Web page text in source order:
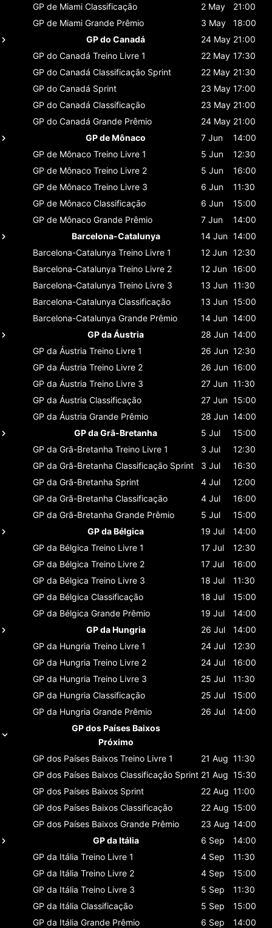
GP de Miami Classificaçāo 2 May
21:00
GP de Miami Grande Prêmio 3 May
18:00
GP do Canadá
24 May 21:00
GP do Canadá Treino Livre 1 22 May 17:30
GP do Canadá Classificaçāo Sprint 22 May 21:30
GP do Canadá Sprint 23 May 17:00
GP do Canadá Classificaçāo 23 May 21:00
GP do Canadá Grande Prêmio 24 May 21:00
GP de Mônaco
7 Jun
14:00
GP de Mônaco Treino Livre 1 5 Jun
12:30
GP de Mônaco Treino Livre 2 5 Jun
16:00
GP de Mônaco Treino Livre 3 6 Jun
11:30
GP de Mônaco Classificaçāo 6 Jun
15:00
GP de Mônaco Grande Prêmio 7 Jun
14:00
Barcelona-Catalunya
14 Jun 14:00
Barcelona-Catalunya Treino Livre 1 12 Jun 12:30
Barcelona-Catalunya Treino Livre 2 12 Jun 16:00
Barcelona-Catalunya Treino Livre 3 13 Jun 11:30
Barcelona-Catalunya Classificaçāo 13 Jun 15:00
Barcelona-Catalunya Grande Prêmio 14 Jun 14:00
GP da Áustria
28 Jun 14:00
GP da Áustria Treino Livre 1 26 Jun 12:30
GP da Áustria Treino Livre 2 26 Jun 16:00
GP da Áustria Treino Livre 3 27 Jun 11:30
GP da Áustria Classificaçāo 27 Jun 15:00
GP da Áustria Grande Prêmio 28 Jun 14:00
GP da Grã-Bretanha
5 Jul
15:00
GP da Grã-Bretanha Treino Livre 1 3 Jul
12:30
GP da Grã-Bretanha Classificaçāo Sprint 3 Jul
16:30
GP da Grã-Bretanha Sprint 4 Jul
12:00
GP da Grã-Bretanha Classificaçāo 4 Jul
16:00
GP da Grã-Bretanha Grande Prêmio 5 Jul
15:00
GP da Bélgica
19 Jul
14:00
GP da Bélgica Treino Livre 1 17 Jul
12:30
GP da Bélgica Treino Livre 2 17 Jul
16:00
GP da Bélgica Treino Livre 3 18 Jul
11:30
GP da Bélgica Classificaçāo 18 Jul
15:00
GP da Bélgica Grande Prêmio 19 Jul
14:00
GP da Hungria
26 Jul
14:00
GP da Hungria Treino Livre 1 24 Jul
12:30
GP da Hungria Treino Livre 2 24 Jul
16:00
GP da Hungria Treino Livre 3 25 Jul
11:30
GP da Hungria Classificaçāo 25 Jul
15:00
GP da Hungria Grande Prêmio 26 Jul
14:00
GP dos Países Baixos
Próximo
GP dos Países Baixos Treino Livre 1 21 Aug 11:30
GP dos Países Baixos Classificaçāo Sprint 21 Aug 15:30
GP dos Países Baixos Sprint 22 Aug 11:00
GP dos Países Baixos Classificaçāo 22 Aug 15:00
GP dos Países Baixos Grande Prêmio 23 Aug 14:00
GP da Itália
6 Sep
14:00
GP da Itália Treino Livre 1 4 Sep
11:30
GP da Itália Treino Livre 2 4 Sep
15:00
GP da Itália Treino Livre 3 5 Sep
11:30
GP da Itália Classificaçāo 5 Sep
15:00
GP da Itália Grande Prêmio 6 Sep
14:00